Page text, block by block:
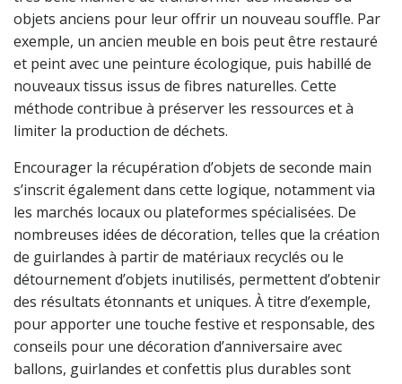
objets anciens pour leur offrir un nouveau souffle. Par
exemple, un ancien meuble en bois peut être restauré
et peint avec une peinture écologique, puis habillé de
nouveaux tissus issus de fibres naturelles. Cette
méthode contribue à préserver les ressources et à
limiter la production de déchets.
Encourager la récupération d’objets de seconde main
s’inscrit également dans cette logique, notamment via
les marchés locaux ou plateformes spécialisées. De
nombreuses idées de décoration, telles que la création
de guirlandes à partir de matériaux recyclés ou le
détournement d’objets inutilisés, permettent d’obtenir
des résultats étonnants et uniques. À titre d’exemple,
pour apporter une touche festive et responsable, des
conseils pour une décoration d’anniversaire avec
ballons, guirlandes et confettis plus durables sont